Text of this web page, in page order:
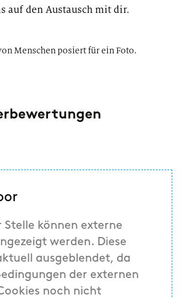
auf den Austausch mit dir.
Stelle können externe
werden. Diese
ausgeblendet, da
der externen
noch nicht